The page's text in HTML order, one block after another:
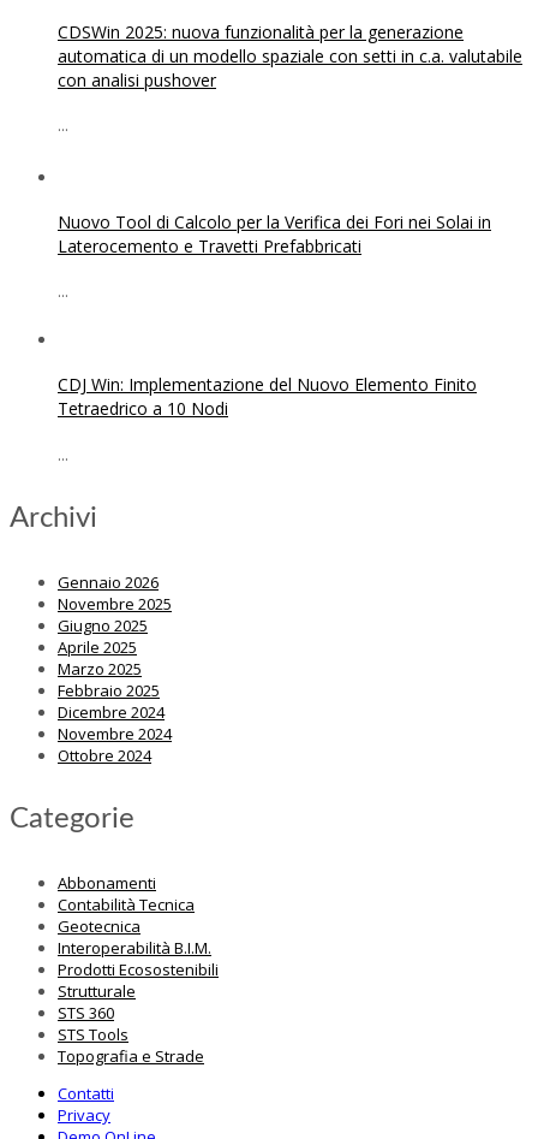
CDSWin 2025: nuova funzionalità per la generazione
automatica di un modello spaziale con setti in c.a. valutabile
con analisi pushover
...
Nuovo Tool di Calcolo per la Verifica dei Fori nei Solai in
Laterocemento e Travetti Prefabbricati
...
CDJ Win: Implementazione del Nuovo Elemento Finito
Tetraedrico a 10 Nodi
...
Archivi
Gennaio 2026
Novembre 2025
Giugno 2025
Aprile 2025
Marzo 2025
Febbraio 2025
Dicembre 2024
Novembre 2024
Ottobre 2024
Categorie
Abbonamenti
Contabilità Tecnica
Geotecnica
Interoperabilità B.I.M.
Prodotti Ecosostenibili
Strutturale
STS 360
STS Tools
Topografia e Strade
Contatti
Privacy